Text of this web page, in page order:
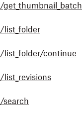
/get_thumbnail_batch
/list_folder
/list_folder/continue
/list_revisions
/search